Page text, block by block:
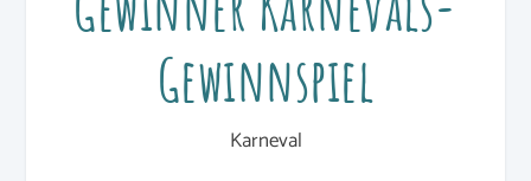
Gewinnspiel
Karneval